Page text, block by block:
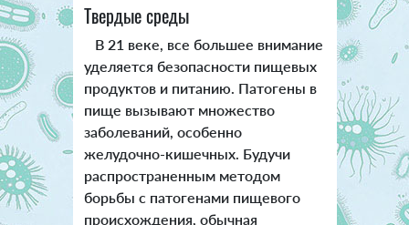
Твердые среды
В 21 веке, все большее внимание
уделяется безопасности пищевых
продуктов и питанию. Патогены в
пище вызывают множество
заболеваний, особенно
желудочно-кишечных. Будучи
распространенным методом
борьбы с патогенами пищевого
происхождения, обычная